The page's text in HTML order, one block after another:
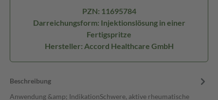
PZN: 11695784
Darreichungsform: Injektionslösung in einer
Fertigspritze
Hersteller: Accord Healthcare GmbH
Beschreibung
Anwendung &amp; IndikationSchwere, aktive rheumatische